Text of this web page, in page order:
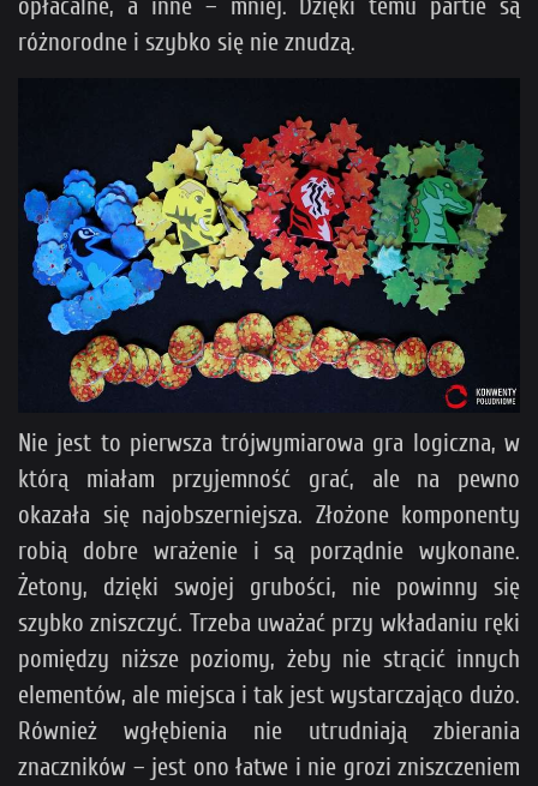
opłacalne, a inne – mniej. Dzięki temu partie są
różnorodne i szybko się nie znudzą.
Nie jest to pierwsza trójwymiarowa gra logiczna, w
którą miałam przyjemność grać, ale na pewno
okazała się najobszerniejsza. Złożone komponenty
robią dobre wrażenie i są porządnie wykonane.
Żetony, dzięki swojej grubości, nie powinny się
szybko zniszczyć. Trzeba uważać przy wkładaniu ręki
pomiędzy niższe poziomy, żeby nie strącić innych
elementów, ale miejsca i tak jest wystarczająco dużo.
Również wgłębienia nie utrudniają zbierania
znaczników – jest ono łatwe i nie grozi zniszczeniem